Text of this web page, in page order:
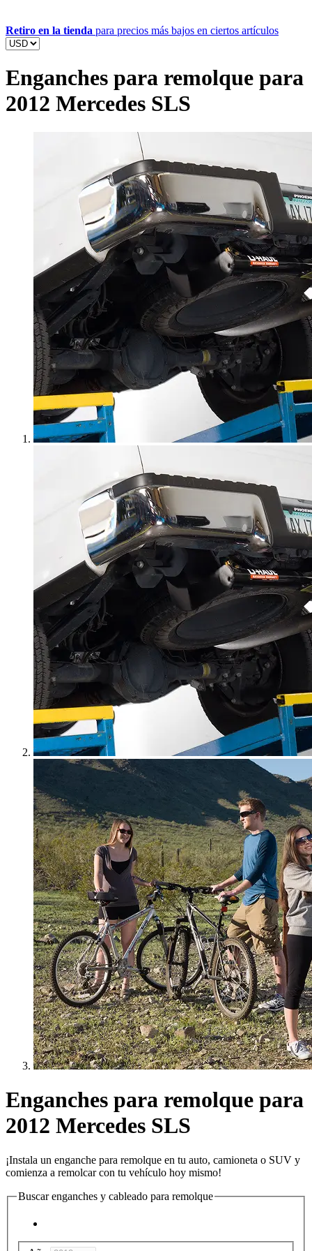
Retiro en la tienda para precios más bajos en ciertos artículos
Enganches para remolque para
2012 Mercedes SLS
Enganches para remolque para
2012 Mercedes SLS
¡Instala un enganche para remolque en tu auto, camioneta o SUV y
comienza a remolcar con tu vehículo hoy mismo!
Buscar enganches y cableado para remolque